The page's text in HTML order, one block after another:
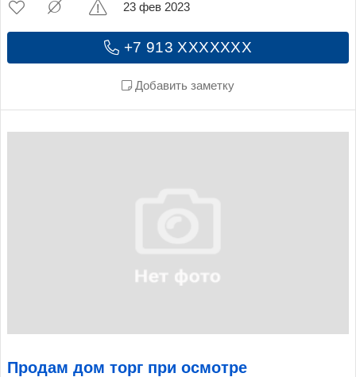
+7 913 XXXXXXX
Добавить заметку
23 фев 2023
Продам дом торг при осмотре